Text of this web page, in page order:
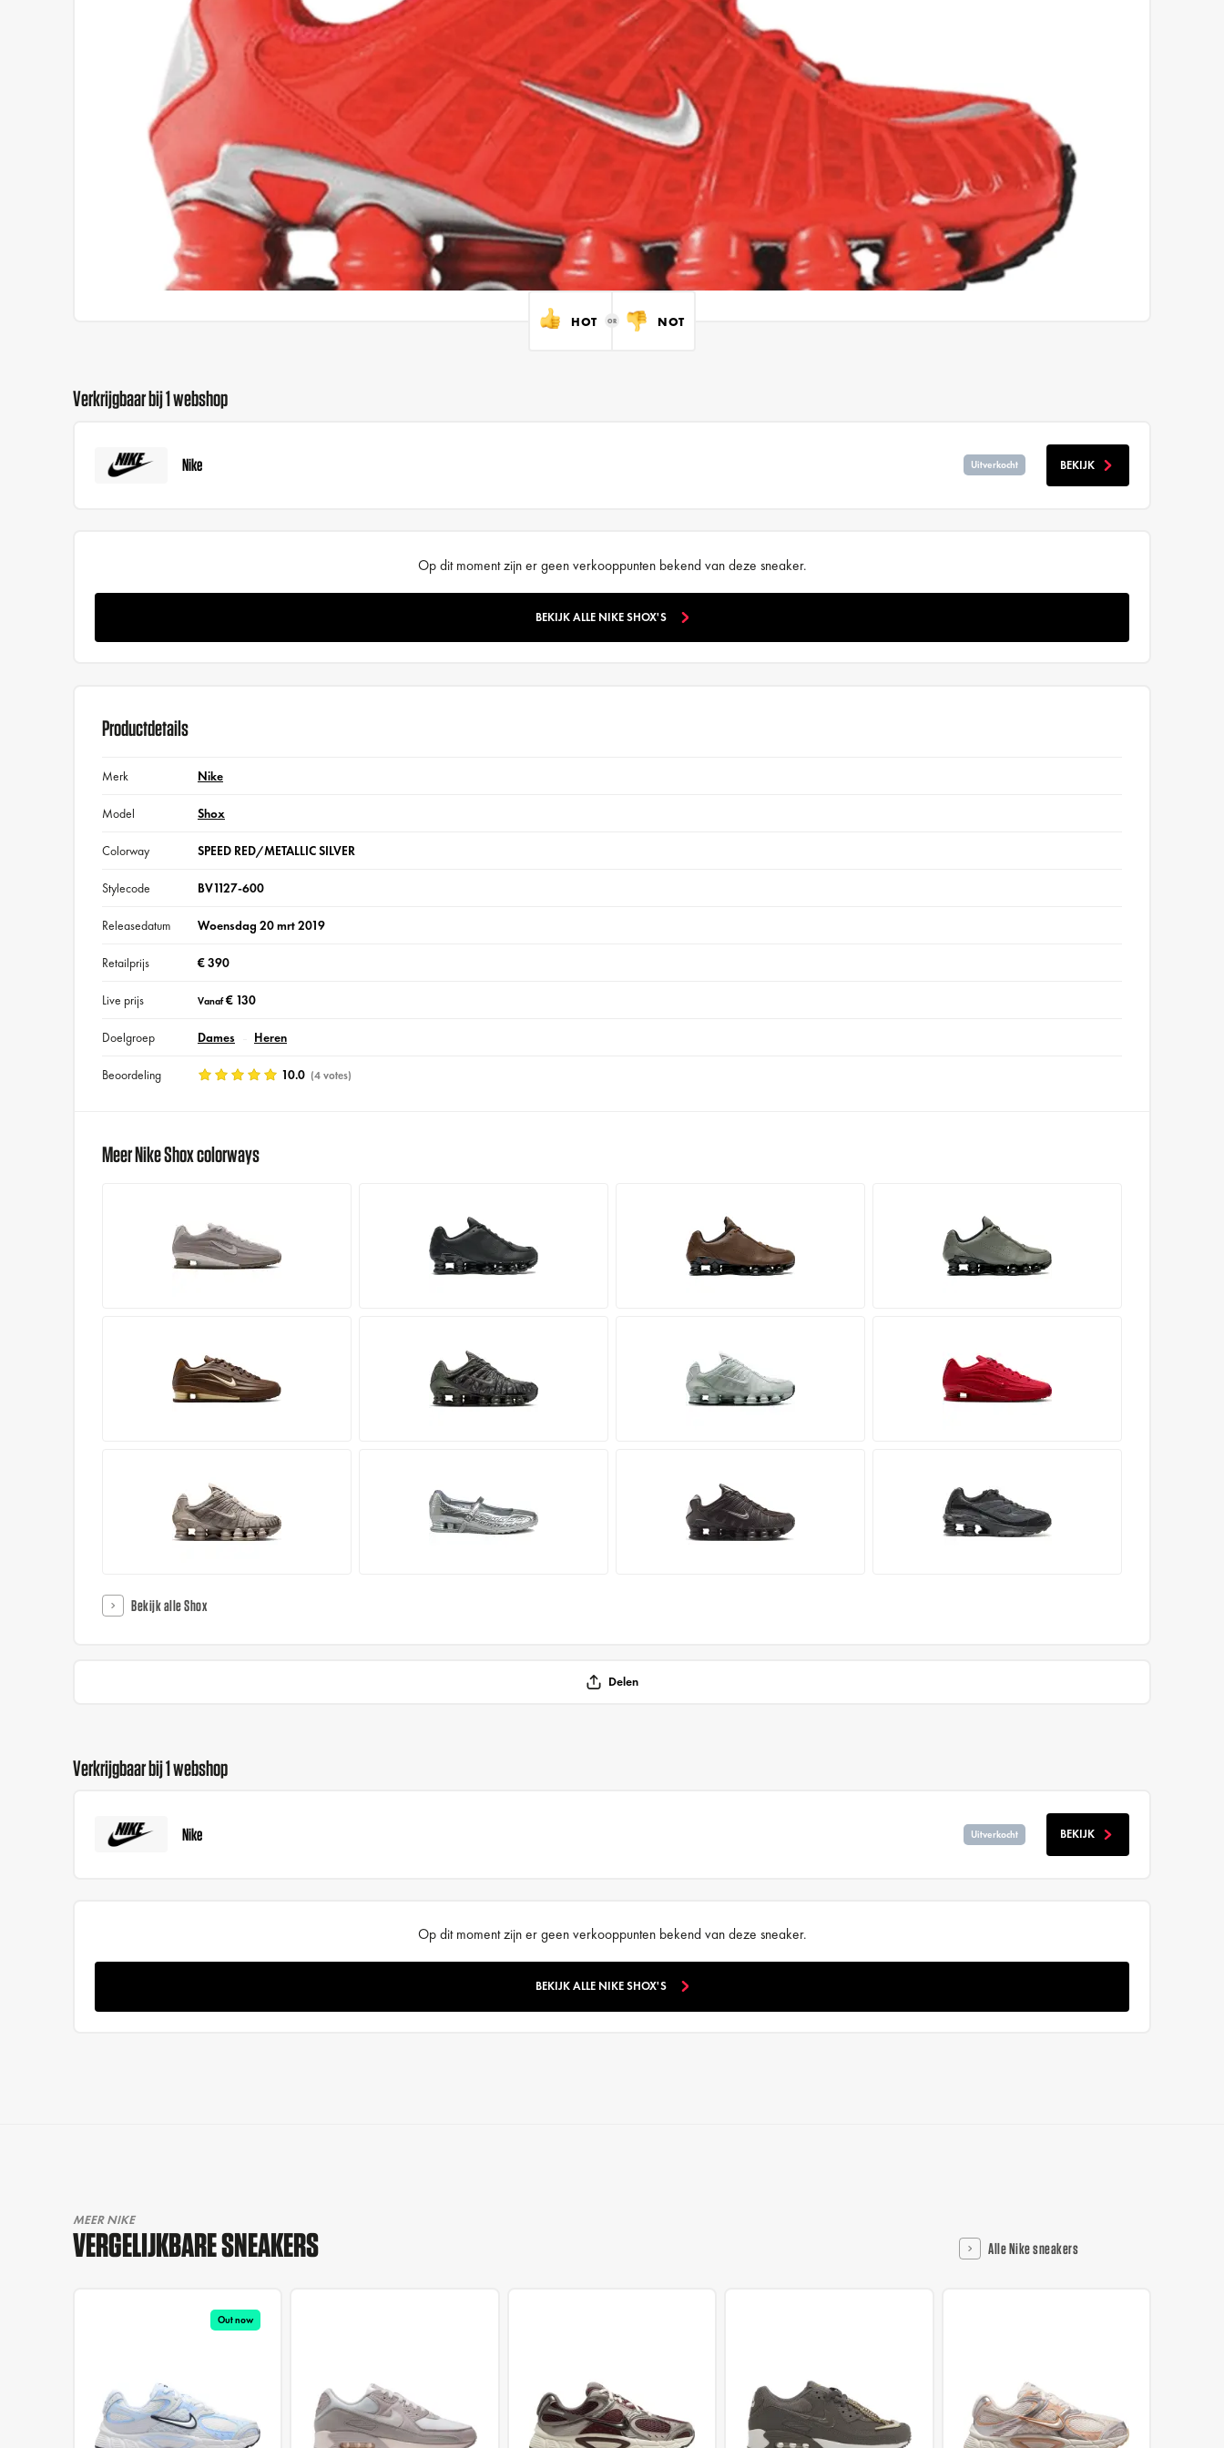
HOT NOT
Verkrijgbaar bij 1 webshop
Nike Uitverkocht BEKIJK
Op dit moment zijn er geen verkooppunten bekend van deze sneaker.
BEKIJK ALLE NIKE SHOX'S
Productdetails
Merk Nike
Model Shox
Colorway SPEED RED/METALLIC SILVER
Stylecode BV1127-600
Releasedatum Woensdag 20 mrt 2019
Retailprijs € 390
Live prijs Vanaf€ 130
Doelgroep Dames Heren
Beoordeling 10.0 (4 votes)
Meer Nike Shox colorways
Bekijk alle Shox
Delen
Verkrijgbaar bij 1 webshop
Nike Uitverkocht BEKIJK
Op dit moment zijn er geen verkooppunten bekend van deze sneaker.
BEKIJK ALLE NIKE SHOX'S
MEER NIKE
VERGELIJKBARE SNEAKERS Alle Nike sneakers
Out now